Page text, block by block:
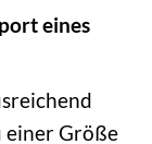
eines
einer Größe